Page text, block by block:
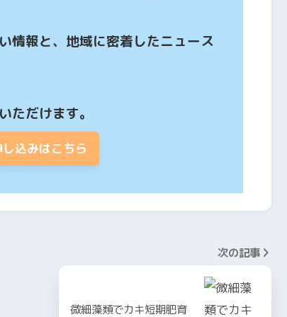
情報と、地域に密着したニュース
ただけます。
込みはこちら
次の記事
微細藻類でカキ短期肥育